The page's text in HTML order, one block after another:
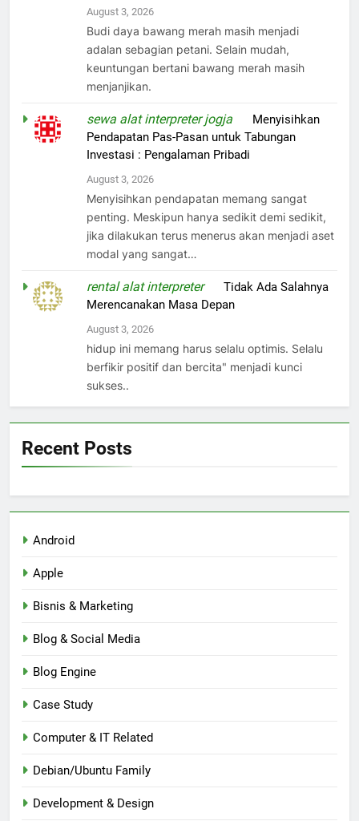
August 3, 2026
Budi daya bawang merah masih menjadi
adalan sebagian petani. Selain mudah,
keuntungan bertani bawang merah masih
menjanjikan.
sewa alat interpreter jogja
Menyisihkan
Pendapatan Pas-Pasan untuk Tabungan
Investasi : Pengalaman Pribadi
August 3, 2026
Menyisihkan pendapatan memang sangat
penting. Meskipun hanya sedikit demi sedikit,
jika dilakukan terus menerus akan menjadi aset
modal yang sangat…
rental alat interpreteronTidak Ada Salahnya
Merencanakan Masa Depan
August 3, 2026
hidup ini memang harus selalu optimis. Selalu
berfikir positif dan bercita" menjadi kunci
sukses..
Recent Posts
Android
Apple
Bisnis & Marketing
Blog & Social Media
Blog Engine
Case Study
Computer & IT Related
Debian/Ubuntu Family
Development & Design